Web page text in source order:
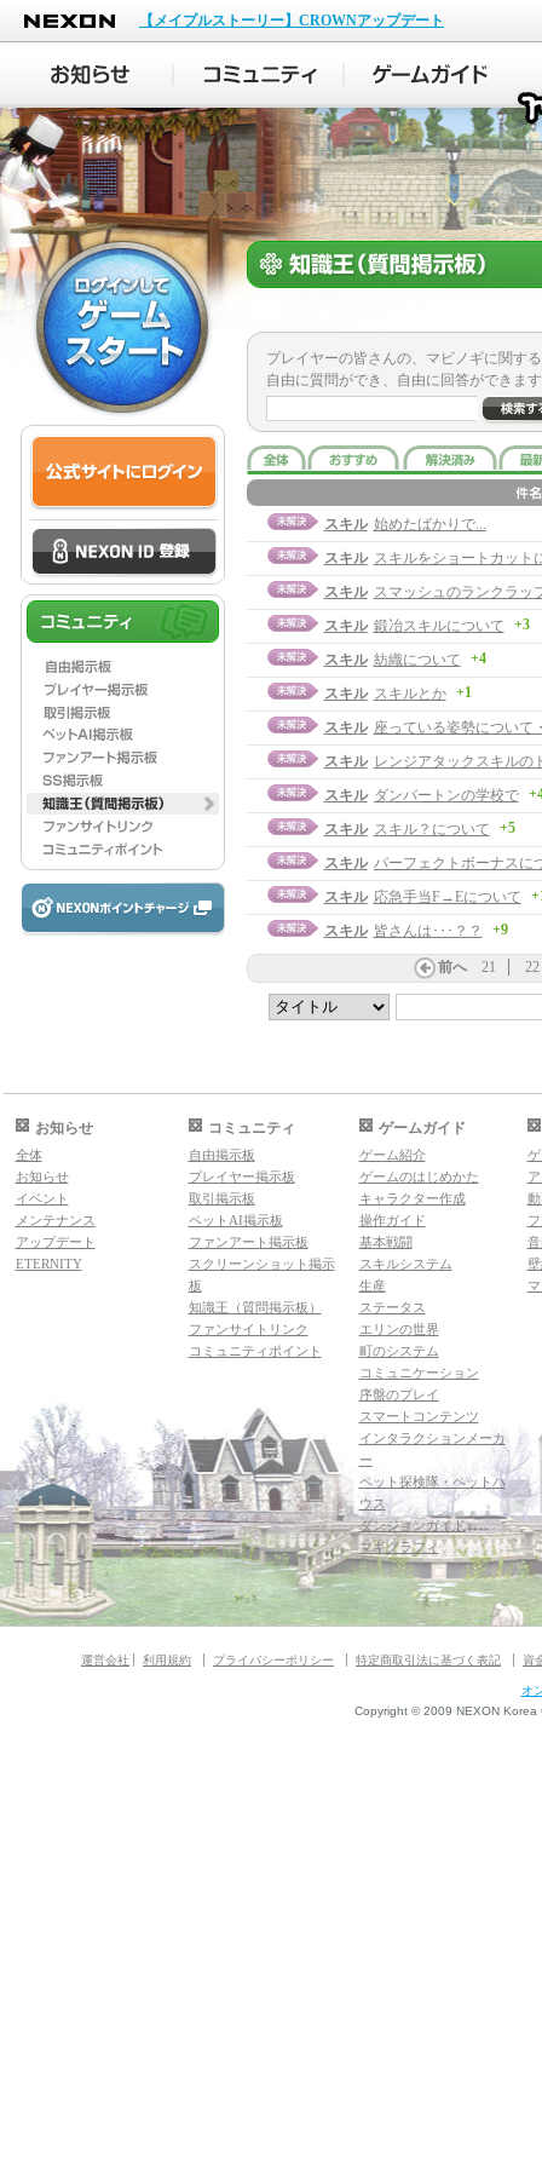
NEXON
【メイプルストーリー】CROWNアップデート
プレイヤーの皆さんの、マビノギに関す
自由に質問ができ、自由に回答ができま
スキル 始めたばかりで...
スキル スキルをショートカット
スキル スマッシュのランクラッ
スキル 鍛冶スキルについて +3
スキル 紡織について +4
スキル スキルとか +1
スキル 座っている姿勢について
スキル レンジアタックスキルの
スキル ダンバートンの学校で
スキル スキル？について +5
スキル パーフェクトボーナスに
スキル 応急手当F→Eについて
スキル 皆さんは･･･？？ +9
前へ 21 22
お知らせ
全体
お知らせ
イベント
メンテナンス
アップデート
ETERNITY
コミュニティ
自由掲示板
プレイヤー掲示板
取引掲示板
ペットAI掲示板
ファンアート掲示板
スクリーンショット掲示
板
知識王（質問掲示板）
ファンサイトリンク
コミュニティポイント
ゲームガイド
ゲーム紹介
ゲームのはじめかた
キャラクター作成
操作ガイド
基本戦闘
スキルシステム
生産
ステータス
エリンの世界
町のシステム
コミュニケーション
序盤のプレイ
スマートコンテンツ
インタラクションメーカ
ー
ペット探検隊・ペットハ
ウス
ダンジョンガイド
マギグラフィ
運営会社 利用規約 プライバシーポリシー 特定商取引法に基づく表記 資
オ
Copyright © 2009 NEXON Korea